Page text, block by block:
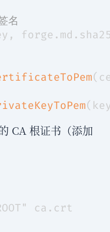
名
, forge . md .
(
(
CA 根证书（添加